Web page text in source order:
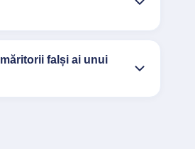
falși ai unui